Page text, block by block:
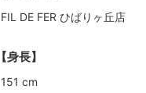
FIL DE FER ひばりヶ丘店
【身長】
151 cm